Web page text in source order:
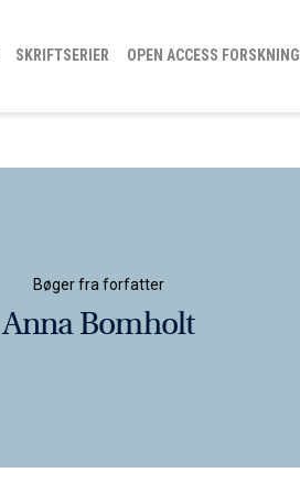
SKRIFTSERIER OPEN ACCESS FORSKNING
Bøger fra forfatter
Anna Bomholt